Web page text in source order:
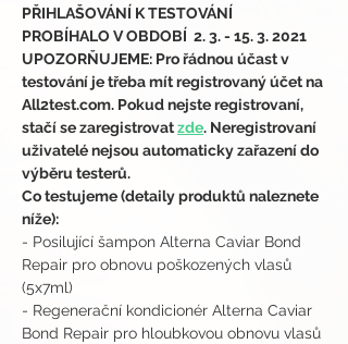
PŘIHLAŠOVÁNÍ K TESTOVÁNÍ
PROBÍHALO V OBDOBÍ  2. 3. - 15. 3. 2021
UPOZORŇUJEME: Pro řádnou účast v
testování je třeba mít registrovaný účet na
All2test.com. Pokud nejste registrovaní,
stačí se zaregistrovat zde. Neregistrovaní
uživatelé nejsou automaticky zařazení do
výběru testerů.
Co testujeme (detaily produktů naleznete
níže):
- Posilující šampon Alterna Caviar Bond
Repair pro obnovu poškozených vlasů
(5x7ml)
- Regenerační kondicionér Alterna Caviar
Bond Repair pro hloubkovou obnovu vlasů